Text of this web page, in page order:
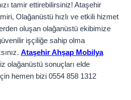
tamir ettirebilirsiniz! Ataşehir
Olağanüstü hızlı ve etkili hizmet
oluşan olağanüstü ekibimize
işçiliğe sahip olma
Ataşehir Ahşap Mobilya
olağanüstü sonuçları elde
hemen bizi 0554 858 1312